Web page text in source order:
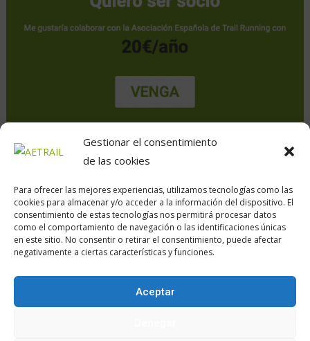
Gestionar el consentimiento
de las cookies
Para ofrecer las mejores experiencias, utilizamos tecnologías como las
cookies para almacenar y/o acceder a la información del dispositivo. El
consentimiento de estas tecnologías nos permitirá procesar datos
como el comportamiento de navegación o las identificaciones únicas
en este sitio. No consentir o retirar el consentimiento, puede afectar
negativamente a ciertas características y funciones.
Aceptar
Calle Daoiz, 12, Madrid